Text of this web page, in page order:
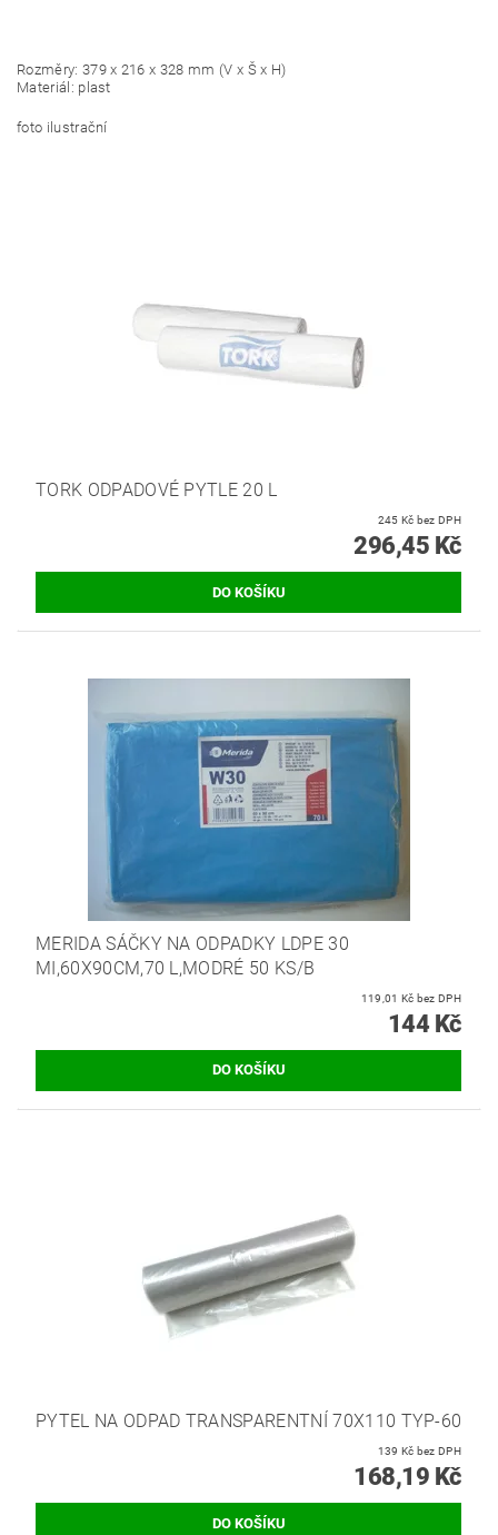
Rozměry: 379 x 216 x 328 mm (V x Š x H)
Materiál: plast
foto ilustrační
TORK ODPADOVÉ PYTLE 20 L
245 Kč bez DPH
296,45 Kč
MERIDA SÁČKY NA ODPADKY LDPE 30
MI,60X90CM,70 L,MODRÉ 50 KS/B
119,01 Kč bez DPH
144 Kč
PYTEL NA ODPAD TRANSPARENTNÍ 70X110 TYP-60
139 Kč bez DPH
168,19 Kč